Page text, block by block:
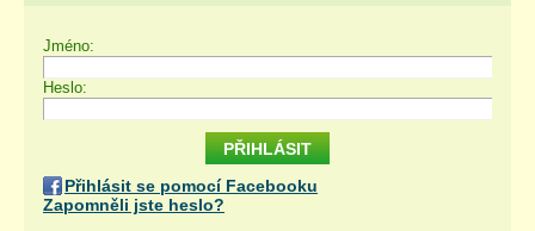
Jméno:
Heslo:
Přihlásit se pomocí Facebooku
Zapomněli jste heslo?